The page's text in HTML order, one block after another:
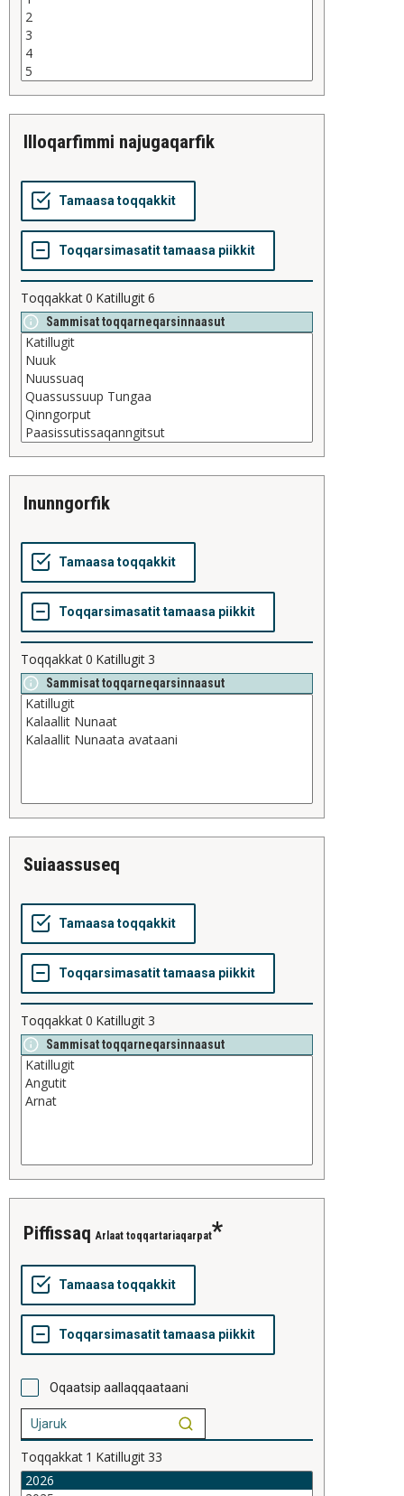
illoqarfimmi najugaqarfik
Toqqakkat0 Katillugit6
Sammisat toqqarneqarsinnaasut
inunngorfik
Toqqakkat0 Katillugit3
Sammisat toqqarneqarsinnaasut
suiaassuseq
Toqqakkat0 Katillugit3
Sammisat toqqarneqarsinnaasut
piffissaq Arlaat toqqartariaqarpat
Oqaatsip aallaqqaataani
Toqqakkat 1 Katillugit33